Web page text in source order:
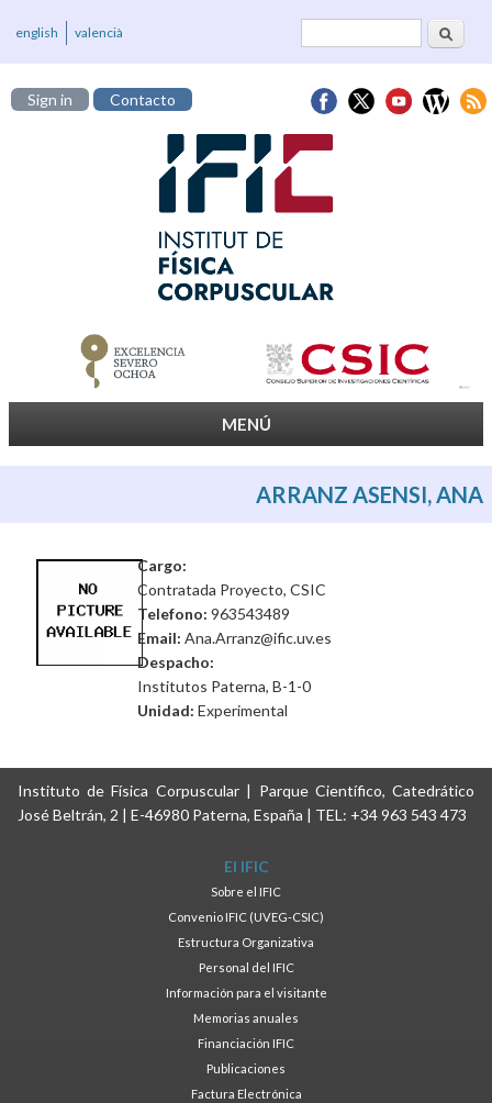
Formulario deBuscar
english valencià
Sign in Contacto
MENÚ
ARRANZ ASENSI, ANA
Cargo:
Contratada Proyecto, CSIC
Telefono: 963543489
Email: Ana.Arranz@ific.uv.es
Despacho:
Institutos Paterna, B-1-0
Unidad: Experimental
Instituto de Física Corpuscular | Parque Científico, Catedrático
José Beltrán, 2 | E-46980 Paterna, España | TEL: +34 963 543 473
El IFIC
Sobre el IFIC
Convenio IFIC (UVEG-CSIC)
Estructura Organizativa
Personal del IFIC
Información para el visitante
Memorias anuales
Financiación IFIC
Publicaciones
Factura Electrónica